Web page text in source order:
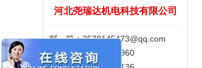
河北尧瑞达机电科技有限公司
邮 箱：2578145473@qq.com
手 机：15100186960